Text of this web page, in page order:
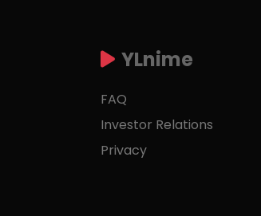
YLnime
FAQ
Investor Relations
Privacy